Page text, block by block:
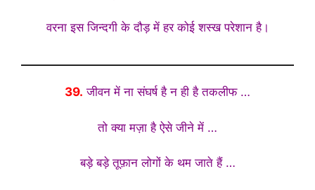
वरना इस जिन्दगी के दौड़ में हर कोई शस्ख परेशान है।
39. जीवन में ना संघर्ष है न ही है तकलीफ …
तो क्या मज़ा है ऐसे जीने में …
बड़े बड़े तूफ़ान लोगों के थम जाते हैं …